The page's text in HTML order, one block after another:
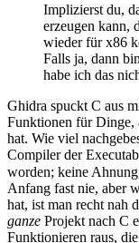
Implizierst du,
erzeugen kann,
wieder für x86
Falls ja, dann
habe ich das
Ghidra spuckt C aus
Funktionen für Dinge,
hat. Wie viel
Compiler der
worden; keine
Anfang fast nie, aber
hat, ist man recht nah
ganze Projekt nach C
Funktionieren raus,